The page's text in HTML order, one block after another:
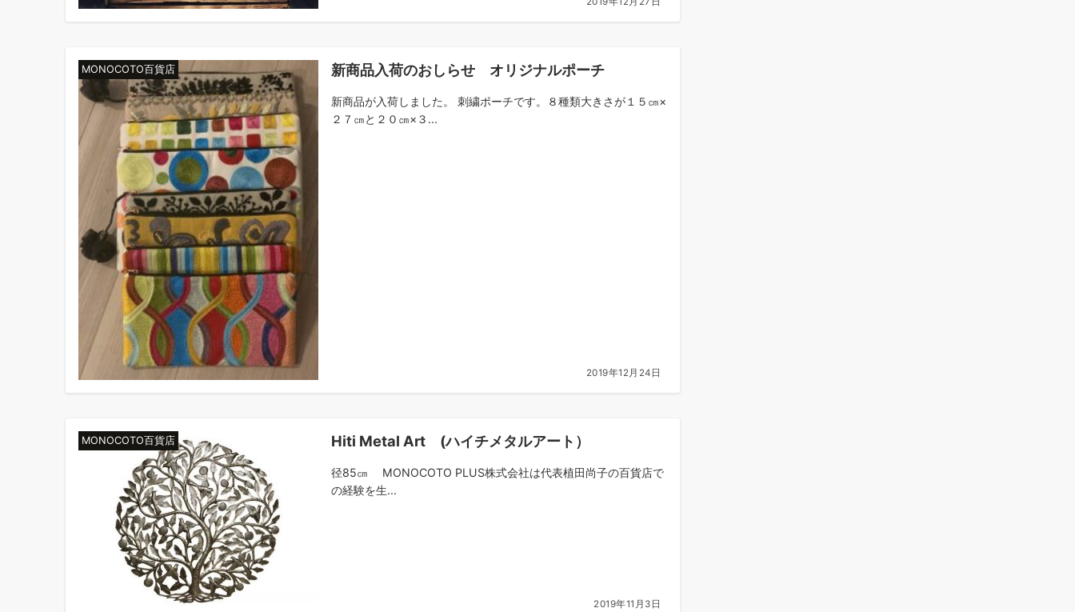
MONOCOTO百貨店 新商品入荷のおしらせ オリジナルポーチ
新商品が入荷しました。 刺繍ポーチです。８種類大きさが１５㎝×
２７㎝と２０㎝×３...
2019年12月24日
MONOCOTO百貨店 Hiti Metal Art (ハイチメタルアート）
径85㎝ MONOCOTO PLUS株式会社は代表植田尚子の百貨店で
の経験を生...
2019年11月3日